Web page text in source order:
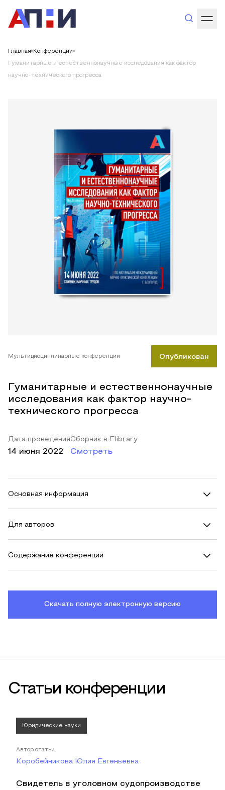
Главная Конференции
Гуманитарные и естественнонаучные исследования как фактор
научно-технического прогресса
Мультидисциплинарные конференции Опубликован
Гуманитарные и естественнонаучные
исследования как фактор научно-
технического прогресса
Дата проведения
14 июня 2022
Сборник в Elibrary
Смотреть
Основная информация
Для авторов
Содержание конференции
Скачать полную электронную версию
Статьи конференции
Юридические науки
Автор статьи
Коробейникова Юлия Евгеньевна
Свидетель в уголовном судопроизводстве